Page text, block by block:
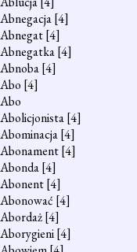
Abnegacja[4]
Abnegat[4]
Abnegatka[4]
Abnoba[4]
Abo [4]
Abo
Abolicjonista[4]
Abominacja[4]
Abonament[4]
Abonda[4]
Abonent[4]
Abonować [4]
Abordaż[4]
Aborygieni[4]